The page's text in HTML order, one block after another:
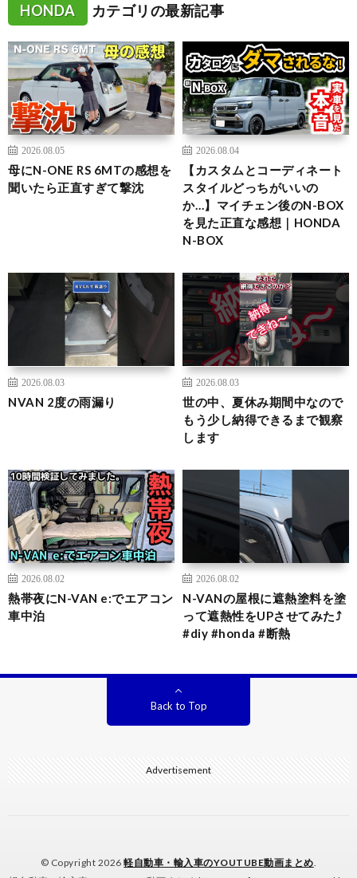
HONDA カテゴリの最新記事
2026.08.05
母にN-ONE RS 6MTの感想を
聞いたら正直すぎて撃沈
2026.08.04
【カスタムとコーディネート
スタイルどっちがいいの
か…】マイチェン後のN-BOX
を見た正直な感想｜HONDA
N-BOX
2026.08.03
NVAN 2度の雨漏り
2026.08.03
世の中、夏休み期間中なので
もう少し納得できるまで観察
します
2026.08.02
熱帯夜にN-VAN e:でエアコン
車中泊
2026.08.02
N-VANの屋根に遮熱塗料を塗
って遮熱性をUPさせてみた⤴️
#diy #honda #断熱
Back to Top
Advertisement
© Copyright 2026軽自動車・輸入車のYOUTUBE動画まとめ.